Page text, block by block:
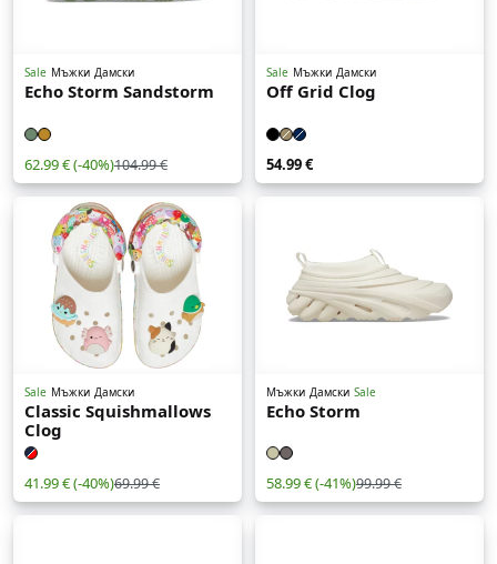
Sale Мъжки Дамски
Echo Storm Sandstorm
62.99 €(-40%)104.99 €
Sale Мъжки Дамски
Off Grid Clog
54.99 €
Sale Мъжки Дамски
Classic Squishmallows
Clog
41.99 €(-40%)69.99 €
Мъжки Дамски Sale
Echo Storm
58.99 €(-41%)99.99 €